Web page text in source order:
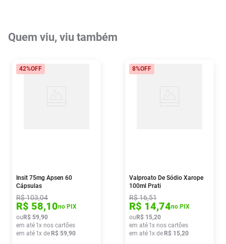
Quem viu, viu também
42%OFF
Insit 75mg Apsen 60
Cápsulas
R$103,04
R$ 58,10no PIX
ou R$ 59,90
em até 1x nos cartões
em até 1x de R$ 59,90
8%OFF
Valproato De Sódio Xarope
100ml Prati
R$16,51
R$ 14,74no PIX
ou R$ 15,20
em até 1x nos cartões
em até 1x de R$ 15,20